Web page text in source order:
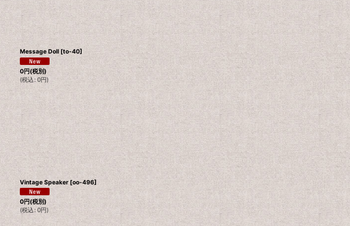
Message Doll [to-40]
0円(税別)
(税込 : 0円)
Vintage Speaker [oo-496]
0円(税別)
(税込 : 0円)